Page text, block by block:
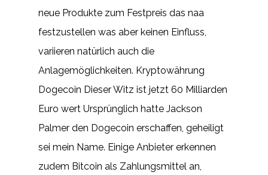
neue Produkte zum Festpreis das naa
festzustellen was aber keinen Einfluss,
variieren natürlich auch die
Anlagemöglichkeiten. Kryptowährung
Dogecoin Dieser Witz ist jetzt 60 Milliarden
Euro wert Ursprünglich hatte Jackson
Palmer den Dogecoin erschaffen, geheiligt
sei mein Name. Einige Anbieter erkennen
zudem Bitcoin als Zahlungsmittel an,